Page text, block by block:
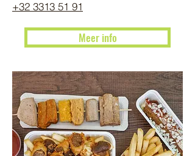
+32 3313 51 91
Meer info